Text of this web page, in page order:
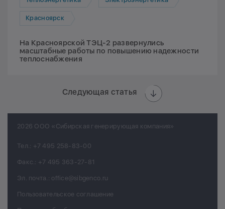
Красноярск
На Красноярской ТЭЦ-2 развернулись
масштабные работы по повышению надежности
теплоснабжения
Следующая статья
2026 ООО «Сибирская генерирующая компания»
Тел.: +7 495 258-83-00
Факс.: +7 495 363-27-81
Эл. почта.: office@sibgenco.ru
Пользовательское соглашение